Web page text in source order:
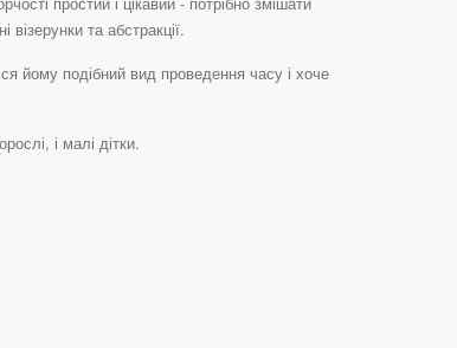
та абстракції.
йому подібний вид проведення часу і хоче
і малі дітки.